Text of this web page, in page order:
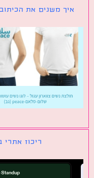
משנים את הכיתוב על
ריכוז אתרי בינה